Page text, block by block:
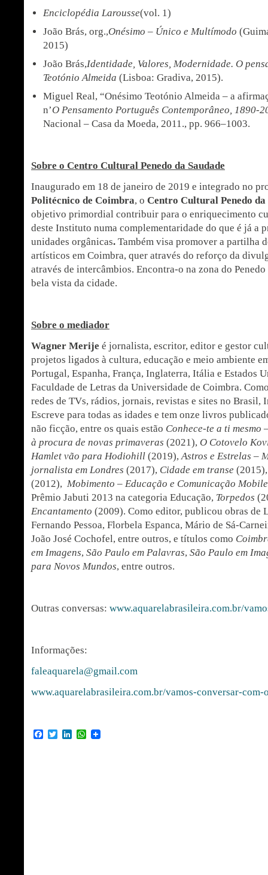
Enciclopédia Larousse(vol. 1)
João Brás, org.,Onésimo – Único e Multímodo
2015)
João Brás,Identidade, Valores, Modernidade. O
Teotónio Almeida (Lisboa: Gradiva, 2015).
Miguel Real, “Onésimo Teotónio Almeida – a
n’O Pensamento Português Contemporâneo, 1890-
Nacional – Casa da Moeda, 2011., pp. 966–1003.
Sobre o Centro Cultural Penedo da Saudade
Inaugurado em 18 de janeiro de 2019 e integrado no
Politécnico de Coimbra, o Centro Cultural Penedo da
objetivo primordial contribuir para o enriquecimento
deste Instituto numa complementaridade do que é já a
unidades orgânicas. Também visa promover a partilha
artísticos em Coimbra, quer através do reforço da
através de intercâmbios. Encontra-o na zona do Penedo
bela vista da cidade.
Sobre o mediador
Wagner Merije é jornalista, escritor, editor e gestor
projetos ligados à cultura, educação e meio ambiente
Portugal, Espanha, França, Inglaterra, Itália e Estados
Faculdade de Letras da Universidade de Coimbra.
redes de TVs, rádios, jornais, revistas e sites no Brasil,
Escreve para todas as idades e tem onze livros
não ficção, entre os quais estão Conhece-te a ti mesmo
à procura de novas primaveras (2021), O Cotovelo
Hamlet vão para Hodiohill (2019),Astros e Estrelas –
jornalista em Londres (2017), Cidade em transe
(2012), Mobimento – Educação e Comunicação
Prêmio Jabuti 2013 na categoria Educação, Torpedos
Encantamento (2009). Como editor, publicou obras de
Fernando Pessoa, Florbela Espanca, Mário de Sá-
João José Cochofel, entre outros, e títulos como
em Imagens, São Paulo em Palavras, São Paulo em
para Novos Mundos, entre outros.
Outras conversas: www.aquarelabrasileira.com.br/
Informações:
faleaquarela@gmail.com
www.aquarelabrasileira.com.br/vamos-conversar-
Facebook
TwitterLinkedInWhatsApp